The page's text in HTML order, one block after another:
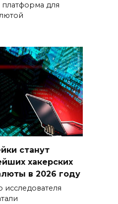
платформа для
станут
хакерских
в 2026 году
исследователя